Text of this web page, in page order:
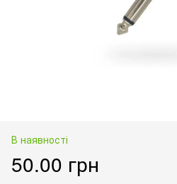
В наявності
50.00 грн